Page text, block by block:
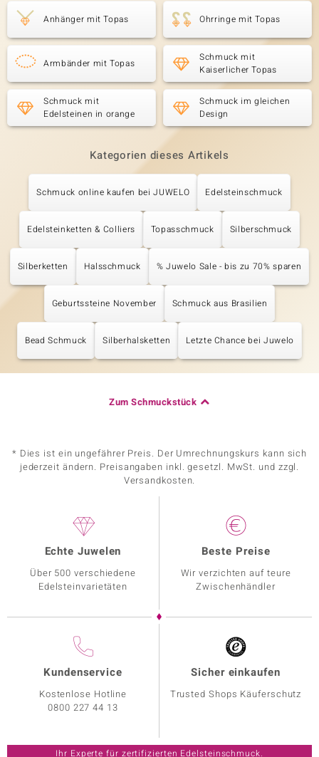
Anhänger mit Topas Ohrringe mit Topas
Armbänder mit Topas
Schmuck mit
Kaiserlicher Topas
Schmuck mit
Edelsteinen in orange
Schmuck im gleichen
Design
Kategorien dieses Artikels
Schmuck online kaufen bei JUWELO Edelsteinschmuck
Edelsteinketten & Colliers Topasschmuck Silberschmuck
Silberketten Halsschmuck % Juwelo Sale - bis zu 70% sparen
Geburtssteine November Schmuck aus Brasilien
Bead Schmuck Silberhalsketten Letzte Chance bei Juwelo
Zum Schmuckstück
* Dies ist ein ungefährer Preis. Der Umrechnungskurs kann sich
jederzeit ändern. Preisangaben inkl. gesetzl. MwSt. und zzgl.
Versandkosten.
Echte Juwelen
Über 500 verschiedene
Edelsteinvarietäten
Beste Preise
Wir verzichten auf teure
Zwischenhändler
Kundenservice
Kostenlose Hotline
0800 227 44 13
Sicher einkaufen
Trusted Shops Käuferschutz
Ihr Experte für zertifizierten Edelsteinschmuck.